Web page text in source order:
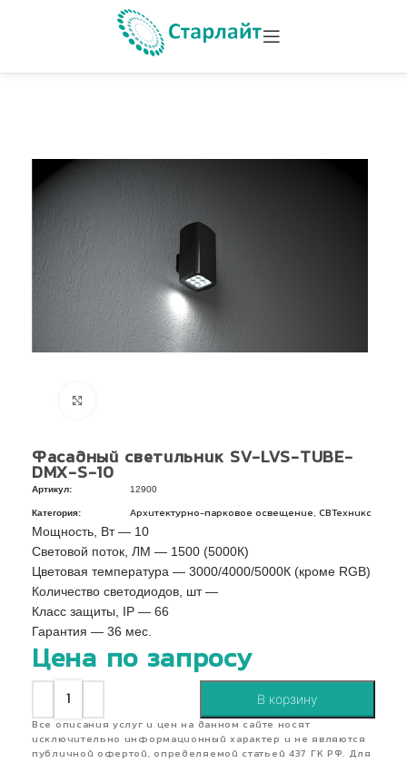
Фасадный светильник SV-LVS-TUBE-
DMX-S-10
Артикул: 12900
Категория: Архитектурно-парковое освещение СВТехникс
Мощность, Вт — 10
Световой поток, ЛМ — 1500 (5000К)
Цветовая температура — 3000/4000/5000К (кроме RGB)
Количество светодиодов, шт —
Класс защиты, IP — 66
Гарантия — 36 мес.
Цена по запросу
В корзину
Все описания услуг и цен на данном сайте носят
исключительно информационный характер и не являются
публичной офертой, определяемой статьей 437 ГК РФ. Для